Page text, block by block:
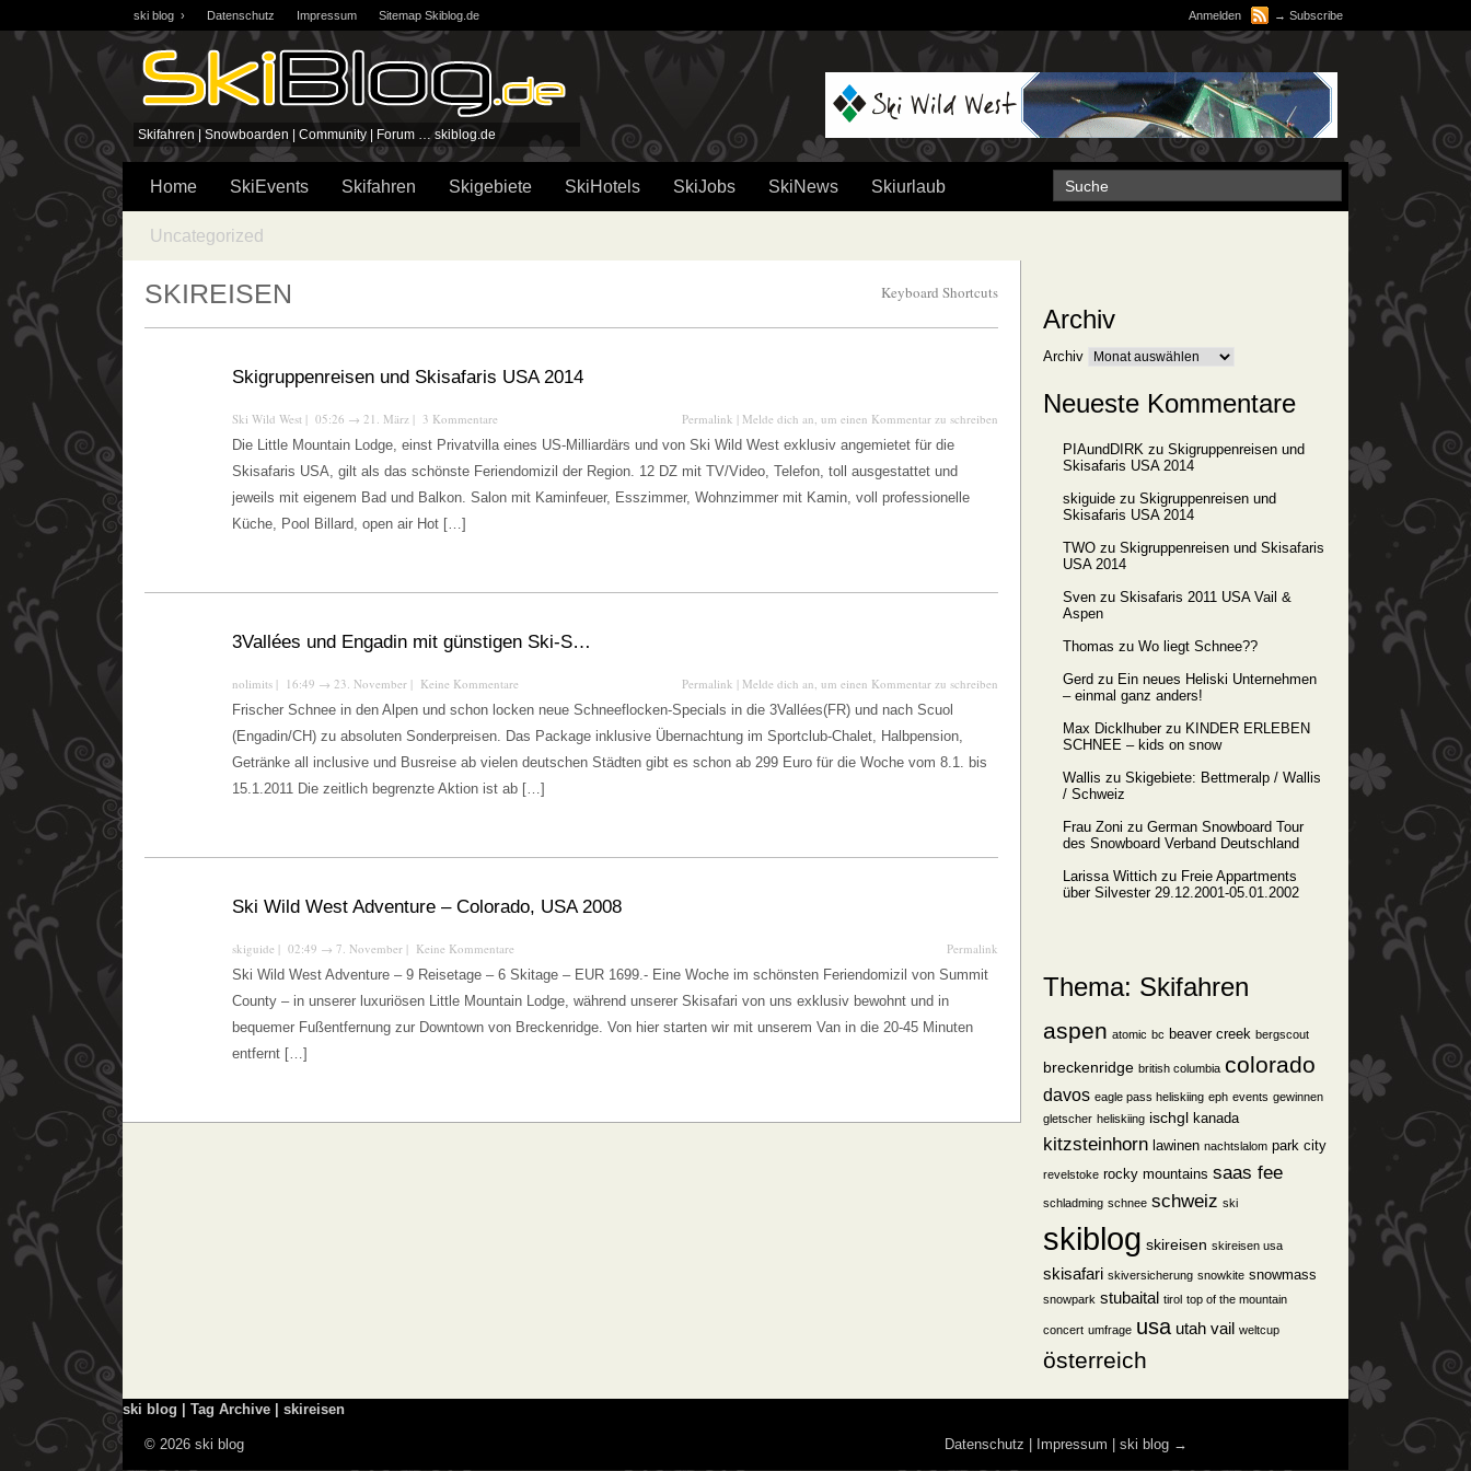
ski blog › Datenschutz Impressum Sitemap Skiblog.de Anmelden → Subscribe
Skifahren | Snowboarden | Community | Forum … skiblog.de
Home SkiEvents Skifahren Skigebiete SkiHotels SkiJobs SkiNews Skiurlaub
Uncategorized
SKIREISEN Keyboard Shortcuts
Skigruppenreisen und Skisafaris USA 2014
Ski Wild West | 05:26 → 21. März | 3 Kommentare Permalink | Melde dich an, um einen Kommentar zu schreiben
Die Little Mountain Lodge, einst Privatvilla eines US-Milliardärs und von Ski Wild West exklusiv angemietet für die
Skisafaris USA, gilt als das schönste Feriendomizil der Region. 12 DZ mit TV/Video, Telefon, toll ausgestattet und
jeweils mit eigenem Bad und Balkon. Salon mit Kaminfeuer, Esszimmer, Wohnzimmer mit Kamin, voll professionelle
Küche, Pool Billard, open air Hot […]
3Vallées und Engadin mit günstigen Ski-S…
nolimits | 16:49 → 23. November | Keine Kommentare Permalink | Melde dich an, um einen Kommentar zu schreiben
Frischer Schnee in den Alpen und schon locken neue Schneeflocken-Specials in die 3Vallées(FR) und nach Scuol
(Engadin/CH) zu absoluten Sonderpreisen. Das Package inklusive Übernachtung im Sportclub-Chalet, Halbpension,
Getränke all inclusive und Busreise ab vielen deutschen Städten gibt es schon ab 299 Euro für die Woche vom 8.1. bis
15.1.2011 Die zeitlich begrenzte Aktion ist ab […]
Ski Wild West Adventure – Colorado, USA 2008
skiguide | 02:49 → 7. November | Keine Kommentare
Permalink
Ski Wild West Adventure – 9 Reisetage – 6 Skitage – EUR 1699.- Eine Woche im schönsten Feriendomizil von Summit
County – in unserer luxuriösen Little Mountain Lodge, während unserer Skisafari von uns exklusiv bewohnt und in
bequemer Fußentfernung zur Downtown von Breckenridge. Von hier starten wir mit unserem Van in die 20-45 Minuten
entfernt […]
Archiv
Archiv
Neueste Kommentare
PIAundDIRK zu Skigruppenreisen und
Skisafaris USA 2014
skiguide zu Skigruppenreisen und
Skisafaris USA 2014
TWO zu Skigruppenreisen und Skisafaris
USA 2014
Sven zu Skisafaris 2011 USA Vail &
Aspen
Thomas zu Wo liegt Schnee??
Gerd zu Ein neues Heliski Unternehmen
– einmal ganz anders!
Max Dicklhuberzu KINDER ERLEBEN
SCHNEE – kids on snow
Wallis zu Skigebiete: Bettmeralp / Wallis
/ Schweiz
Frau Zoni zu German Snowboard Tour
des Snowboard Verband Deutschland
Larissa Wittich zu Freie Appartments
über Silvester 29.12.2001-05.01.2002
Thema: Skifahren
aspen atomic bc beaver creek bergscout
breckenridge british columbia colorado
davos eagle pass heliskiing eph events gewinnen
gletscher heliskiing ischgl kanada
kitzsteinhorn lawinen nachtslalom park city
revelstoke rocky mountains saas fee
schladming schnee schweiz ski
skiblog skireisen skireisen usa
skisafari skiversicherung snowkite snowmass
snowpark stubaital tirol top of the mountain
concert umfrage usa utah vail weltcup
österreich
ski blog | Tag Archive | skireisen
© 2026 ski blog Datenschutz Impressum ski blog →